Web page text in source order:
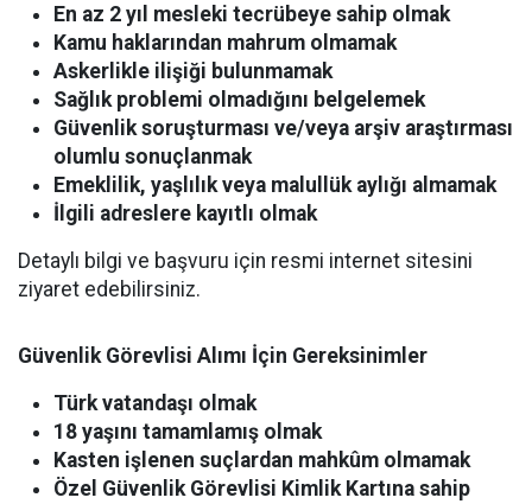
En az 2 yıl mesleki tecrübeye sahip olmak
Kamu haklarından mahrum olmamak
Askerlikle ilişiği bulunmamak
Sağlık problemi olmadığını belgelemek
Güvenlik soruşturması ve/veya arşiv araştırması
olumlu sonuçlanmak
Emeklilik, yaşlılık veya malullük aylığı almamak
İlgili adreslere kayıtlı olmak
Detaylı bilgi ve başvuru için resmi internet sitesini
ziyaret edebilirsiniz.
Güvenlik Görevlisi Alımı İçin Gereksinimler
Türk vatandaşı olmak
18 yaşını tamamlamış olmak
Kasten işlenen suçlardan mahkûm olmamak
Özel Güvenlik Görevlisi Kimlik Kartına sahip